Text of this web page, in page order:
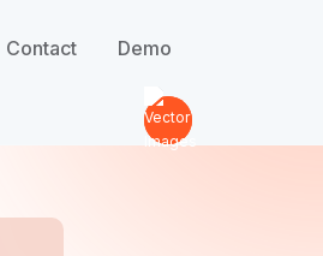
Contact Demo